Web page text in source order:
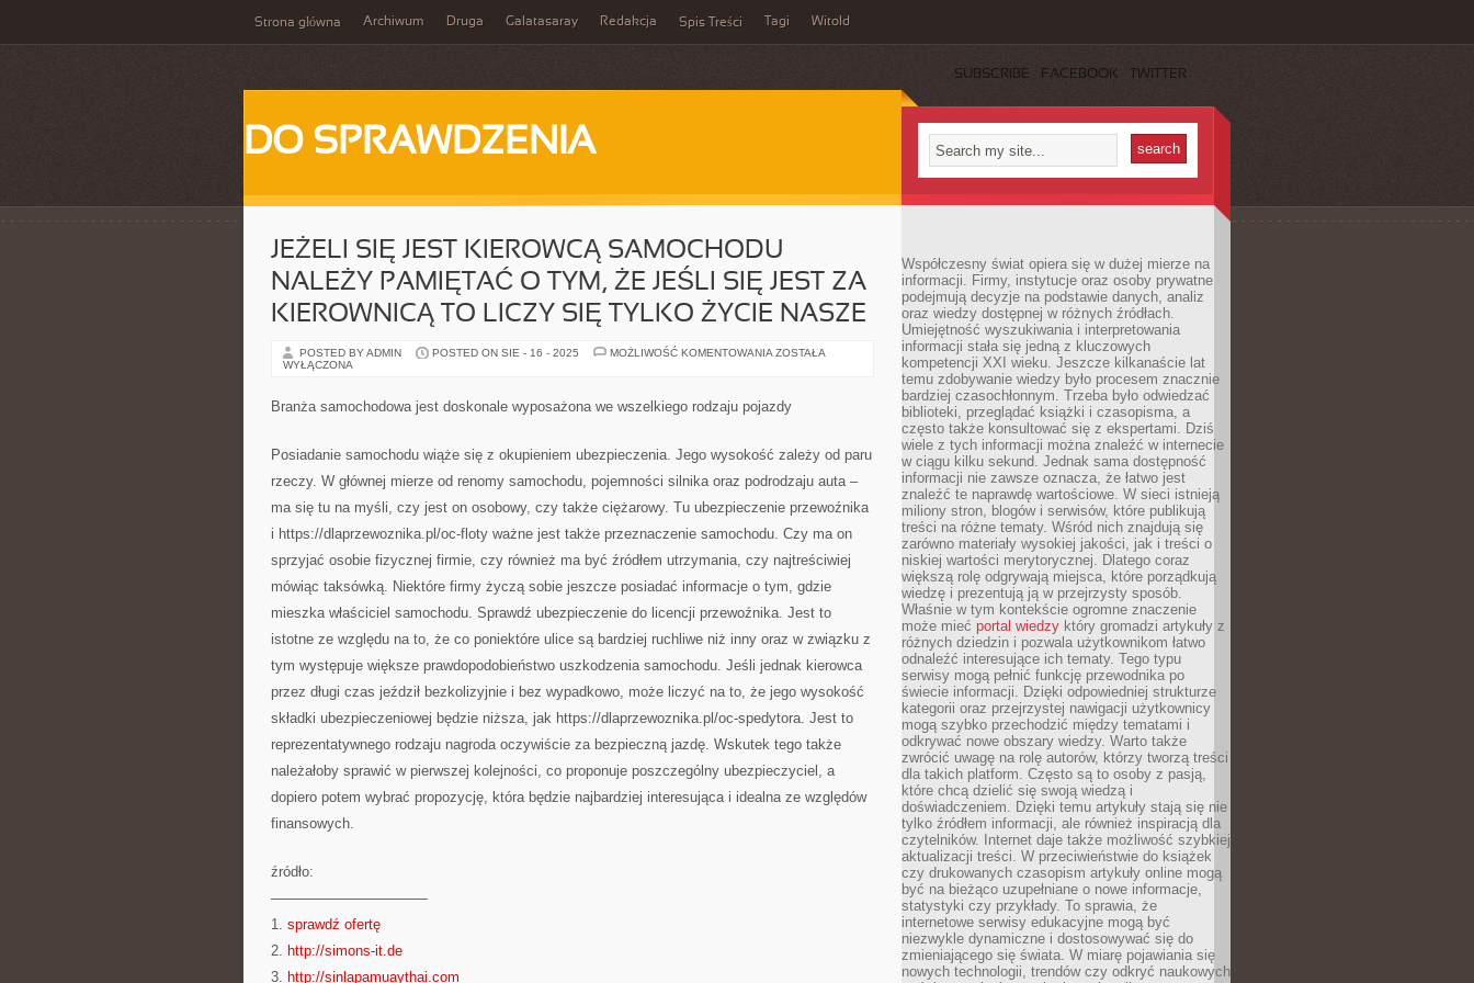
Strona główna Archiwum Druga Galatasaray Redakcja Spis Treści Tagi Witold
SUBSCRIBE FACEBOOK TWITTER
DO SPRAWDZENIA
JEŻELI SIĘ JEST KIEROWCĄ SAMOCHODU
NALEŻY PAMIĘTAĆ O TYM, ŻE JEŚLI SIĘ JEST ZA
KIEROWNICĄ TO LICZY SIĘ TYLKO ŻYCIE NASZE
POSTED BY ADMIN POSTED ON SIE - 16 - 2025 MOŻLIWOŚĆ KOMENTOWANIA JEŻELI
SAMOCHODU
NALEŻY
TYM,
ŻE
SIĘ
ZA
TO
LICZY
SIĘ
TYLKO
NASZE
ZOSTAŁA
WYŁĄCZONA
Branża samochodowa jest doskonale wyposażona we wszelkiego rodzaju pojazdy
Posiadanie samochodu wiąże się z okupieniem ubezpieczenia. Jego wysokość zależy od paru
rzeczy. W głównej mierze od renomy samochodu, pojemności silnika oraz podrodzaju auta –
ma się tu na myśli, czy jest on osobowy, czy także ciężarowy. Tu ubezpieczenie przewoźnika
i https://dlaprzewoznika.pl/oc-floty ważne jest także przeznaczenie samochodu. Czy ma on
sprzyjać osobie fizycznej firmie, czy również ma być źródłem utrzymania, czy najtreściwiej
mówiąc taksówką. Niektóre firmy życzą sobie jeszcze posiadać informacje o tym, gdzie
mieszka właściciel samochodu. Sprawdź ubezpieczenie do licencji przewoźnika. Jest to
istotne ze względu na to, że co poniektóre ulice są bardziej ruchliwe niż inny oraz w związku z
tym występuje większe prawdopodobieństwo uszkodzenia samochodu. Jeśli jednak kierowca
przez długi czas jeździł bezkolizyjnie i bez wypadkowo, może liczyć na to, że jego wysokość
składki ubezpieczeniowej będzie niższa, jak https://dlaprzewoznika.pl/oc-spedytora. Jest to
reprezentatywnego rodzaju nagroda oczywiście za bezpieczną jazdę. Wskutek tego także
należałoby sprawić w pierwszej kolejności, co proponuje poszczególny ubezpieczyciel, a
dopiero potem wybrać propozycję, która będzie najbardziej interesująca i idealna ze względów
finansowych.
źródło:
———————————
1. sprawdź ofertę
2. http://simons-it.de
3. http://sinlapamuaythai.com
Współczesny świat opiera się w dużej mierze na
informacji. Firmy, instytucje oraz osoby prywatne
podejmują decyzje na podstawie danych, analiz
oraz wiedzy dostępnej w różnych źródłach.
Umiejętność wyszukiwania i interpretowania
informacji stała się jedną z kluczowych
kompetencji XXI wieku. Jeszcze kilkanaście lat
temu zdobywanie wiedzy było procesem znacznie
bardziej czasochłonnym. Trzeba było odwiedzać
biblioteki, przeglądać książki i czasopisma, a
często także konsultować się z ekspertami. Dziś
wiele z tych informacji można znaleźć w internecie
w ciągu kilku sekund. Jednak sama dostępność
informacji nie zawsze oznacza, że łatwo jest
znaleźć te naprawdę wartościowe. W sieci istnieją
miliony stron, blogów i serwisów, które publikują
treści na różne tematy. Wśród nich znajdują się
zarówno materiały wysokiej jakości, jak i treści o
niskiej wartości merytorycznej. Dlatego coraz
większą rolę odgrywają miejsca, które porządkują
wiedzę i prezentują ją w przejrzysty sposób.
Właśnie w tym kontekście ogromne znaczenie
może mieć portal wiedzy który gromadzi artykuły z
różnych dziedzin i pozwala użytkownikom łatwo
odnaleźć interesujące ich tematy. Tego typu
serwisy mogą pełnić funkcję przewodnika po
świecie informacji. Dzięki odpowiedniej strukturze
kategorii oraz przejrzystej nawigacji użytkownicy
mogą szybko przechodzić między tematami i
odkrywać nowe obszary wiedzy. Warto także
zwrócić uwagę na rolę autorów, którzy tworzą treści
dla takich platform. Często są to osoby z pasją,
które chcą dzielić się swoją wiedzą i
doświadczeniem. Dzięki temu artykuły stają się nie
tylko źródłem informacji, ale również inspiracją dla
czytelników. Internet daje także możliwość szybkiej
aktualizacji treści. W przeciwieństwie do książek
czy drukowanych czasopism artykuły online mogą
być na bieżąco uzupełniane o nowe informacje,
statystyki czy przykłady. To sprawia, że
internetowe serwisy edukacyjne mogą być
niezwykle dynamiczne i dostosowywać się do
zmieniającego się świata. W miarę pojawiania się
nowych technologii, trendów czy odkryć naukowych